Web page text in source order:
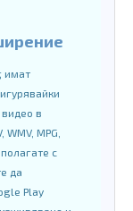
имат
в
MPG,
с
да
Play